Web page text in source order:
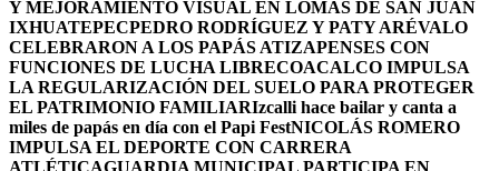
Y MEJORAMIENTO VISUAL EN LOMAS DE SAN JUAN
IXHUATEPECPEDRO RODRÍGUEZ Y PATY ARÉVALO
CELEBRARON A LOS PAPÁS ATIZAPENSES CON
FUNCIONES DE LUCHA LIBRECOACALCO IMPULSA
LA REGULARIZACIÓN DEL SUELO PARA PROTEGER
EL PATRIMONIO FAMILIARIzcalli hace bailar y canta a
miles de papás en día con el Papi FestNICOLÁS ROMERO
IMPULSA EL DEPORTE CON CARRERA
ATLÉTICAGUARDIA MUNICIPAL PARTICIPA EN